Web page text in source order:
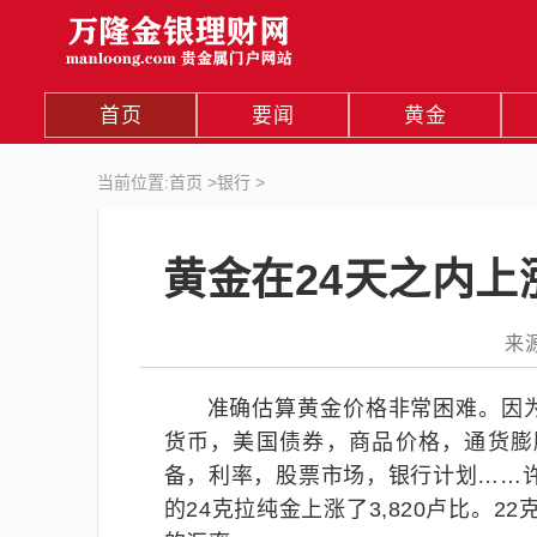
首页 要闻 黄金
当前位置:首页 >银行>
黄金在24天之内
来
准确估算黄金价格非常困难。因
货币，美国债券，商品价格，通货
备，利率，股票市场，银行计划……
的24克拉纯金上涨了3,820卢比。22